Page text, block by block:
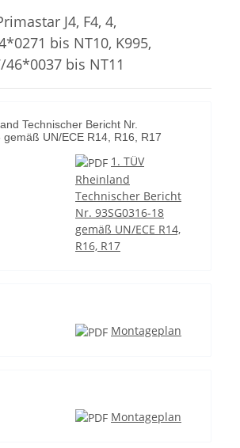
J4, F4, 4,
bis NT10, K995,
46*0037 bis NT11
Technischer Bericht Nr.
UN/ECE R14, R16, R17
1. TÜV
Rheinland
Technischer Bericht
Nr. 93SG0316-18
gemäß UN/ECE R14,
R16, R17
Montageplan
Montageplan